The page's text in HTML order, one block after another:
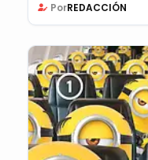
PorREDACCIÓN